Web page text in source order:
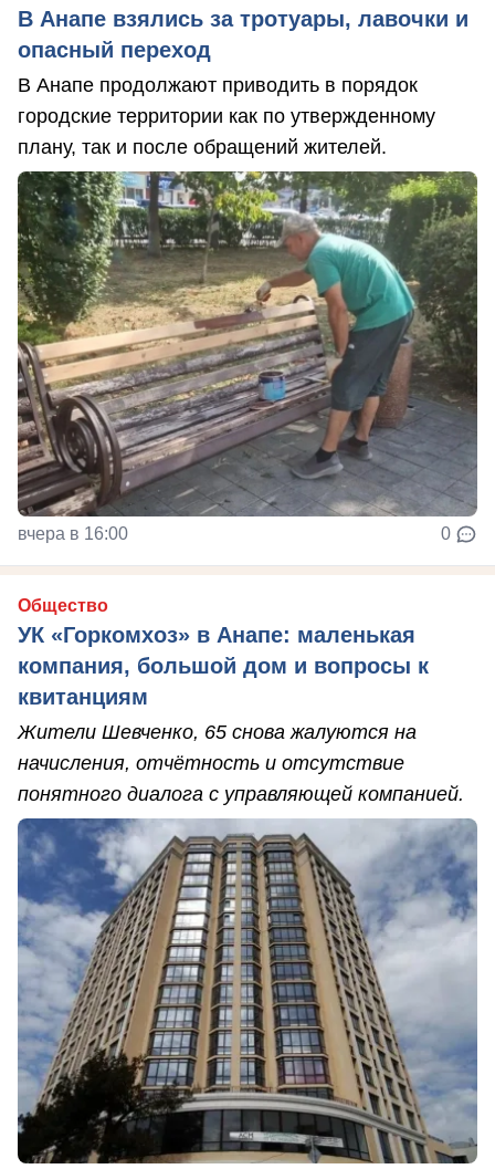
В Анапе взялись за тротуары, лавочки и
опасный переход
В Анапе продолжают приводить в порядок
городские территории как по утвержденному
плану, так и после обращений жителей.
вчера в 16:00 0
Общество
УК «Горкомхоз» в Анапе: маленькая
компания, большой дом и вопросы к
квитанциям
Жители Шевченко, 65 снова жалуются на
начисления, отчётность и отсутствие
понятного диалога с управляющей компанией.